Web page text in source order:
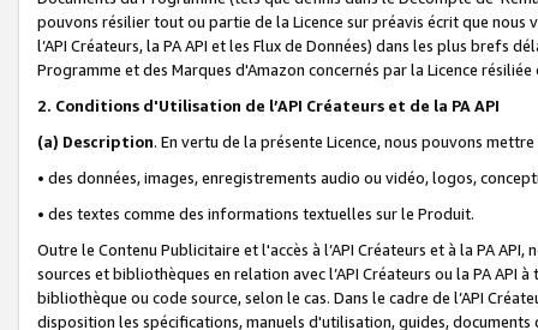
pouvons résilier tout ou partie de la Licence sur préavis écrit que
l’API Créateurs, la PA API et les Flux de Données) dans les plus
Programme et des Marques d'Amazon concernés par la Licence
2. Conditions d'Utilisation de l’API Créateurs et de la PA API
(a) Description. En vertu de la présente Licence, nous pouvons
• des données, images, enregistrements audio ou vidéo, logos,
• des textes comme des informations textuelles sur le Produit.
Outre le Contenu Publicitaire et l'accès à l’API Créateurs et à la PA
sources et bibliothèques en relation avec l’API Créateurs ou la PA
bibliothèque ou code source, selon le cas. Dans le cadre de l’API
disposition les spécifications, manuels d'utilisation, guides,